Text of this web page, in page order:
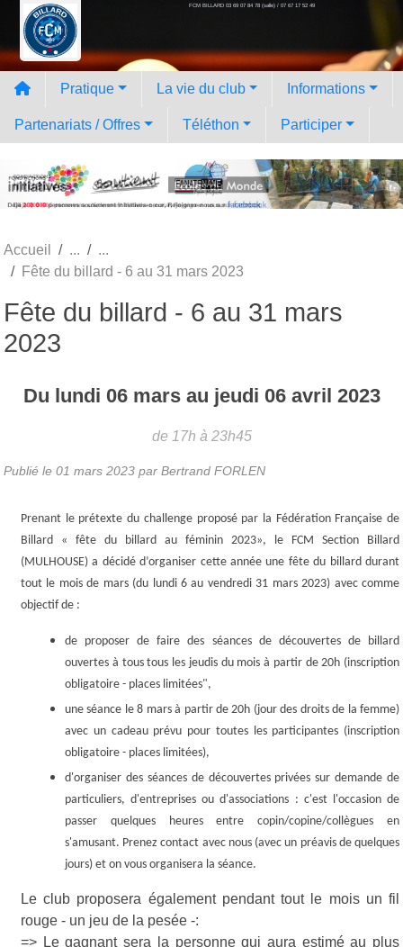
FCM BILLARD 03 69 07 84 78 (salle) / 07 67 17 52 49
Pratique La vie du club Informations
Partenariats / Offres Téléthon Participer
Accueil
Fête du billard - 6 au 31 mars 2023
Fête du billard - 6 au 31 mars
2023
Du lundi 06 marsau jeudi 06 avril 2023
de 17h à 23h45
Publié le 01 mars 2023 par Bertrand FORLEN
Prenant le prétexte du challenge proposé par la Fédération Française de
Billard « fête du billard au féminin 2023», le FCM Section Billard
(MULHOUSE) a décidé d’organiser cette année une fête du billard durant
tout le mois de mars (du lundi 6 au vendredi 31 mars 2023) avec comme
objectif de :
de proposer de faire des séances de découvertes de billard
ouvertes à tous tous les jeudis du mois à partir de 20h (inscription
obligatoire - places limitées",
une séance le 8 mars à partir de 20h (jour des droits de la femme)
avec un cadeau prévu pour toutes les participantes (inscription
obligatoire - places limitées),
d'organiser des séances de découvertes privées sur demande de
particuliers, d'entreprises ou d'associations : c'est l'occasion de
passer quelques heures entre copin/copine/collègues en
s'amusant. Prenez contact avec nous (avec un préavis de quelques
jours) et on vous organisera la séance.
Le club proposera également pendant tout le mois un fil
rouge - un jeu de la pesée -:
=> Le gagnant sera la personne qui aura estimé au plus
Panneau de gestion des cookies